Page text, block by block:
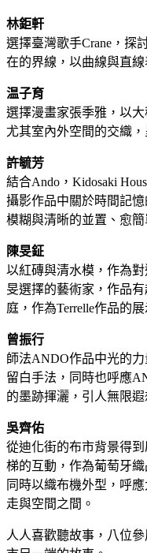
林鉅軒
選擇臺灣歌手Crane，探
在的界線，以曲線與直
温子育
選擇漫畫家張季雅，以
尤其室內外空間的交織
許毓芳
結合Ando，Kidosaki
攝影作品中關於時間記
模糊與清晰的並置、愈
陳旻鉦
以紅磚與清水模，作為對
旻選擇的藝術家，作品
庭，作為Terrelle作品的
曾振行
師法ANDO作品中光的
留白手法，同時也呼應
的墨跡揮灑，引人無限遐
吳齊佑
從迪化街的布市背景得
梯的互動，作為葡萄牙織
同時以織布機外型，呼
走與空間之間。
人人喜歡聽故事，八位